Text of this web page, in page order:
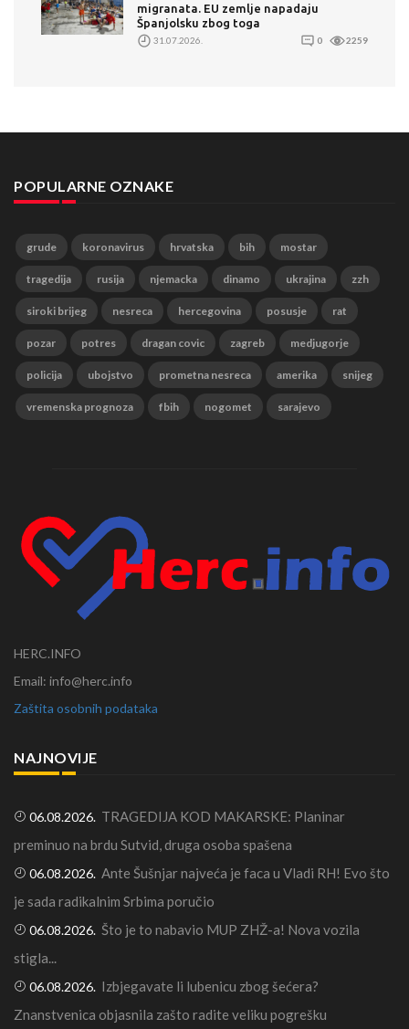
migranata. EU zemlje napadaju
Španjolsku zbog toga
31.07.2026. 0 2259
POPULARNE OZNAKE
grude koronavirus hrvatska bih mostar
tragedija rusija njemacka dinamo ukrajina zzh
siroki brijeg nesreca hercegovina posusje rat
pozar potres dragan covic zagreb medjugorje
policija ubojstvo prometna nesreca amerika snijeg
vremenska prognoza fbih nogomet sarajevo
HERC.INFO
Email: info@herc.info
Zaštita osobnih podataka
NAJNOVIJE
06.08.2026. TRAGEDIJA KOD MAKARSKE: Planinar
preminuo na brdu Sutvid, druga osoba spašena
06.08.2026. Ante Šušnjar najveća je faca u Vladi RH! Evo što
je sada radikalnim Srbima poručio
06.08.2026. Što je to nabavio MUP ZHŽ-a! Nova vozila
stigla...
06.08.2026. Izbjegavate li lubenicu zbog šećera?
Znanstvenica objasnila zašto radite veliku pogrešku